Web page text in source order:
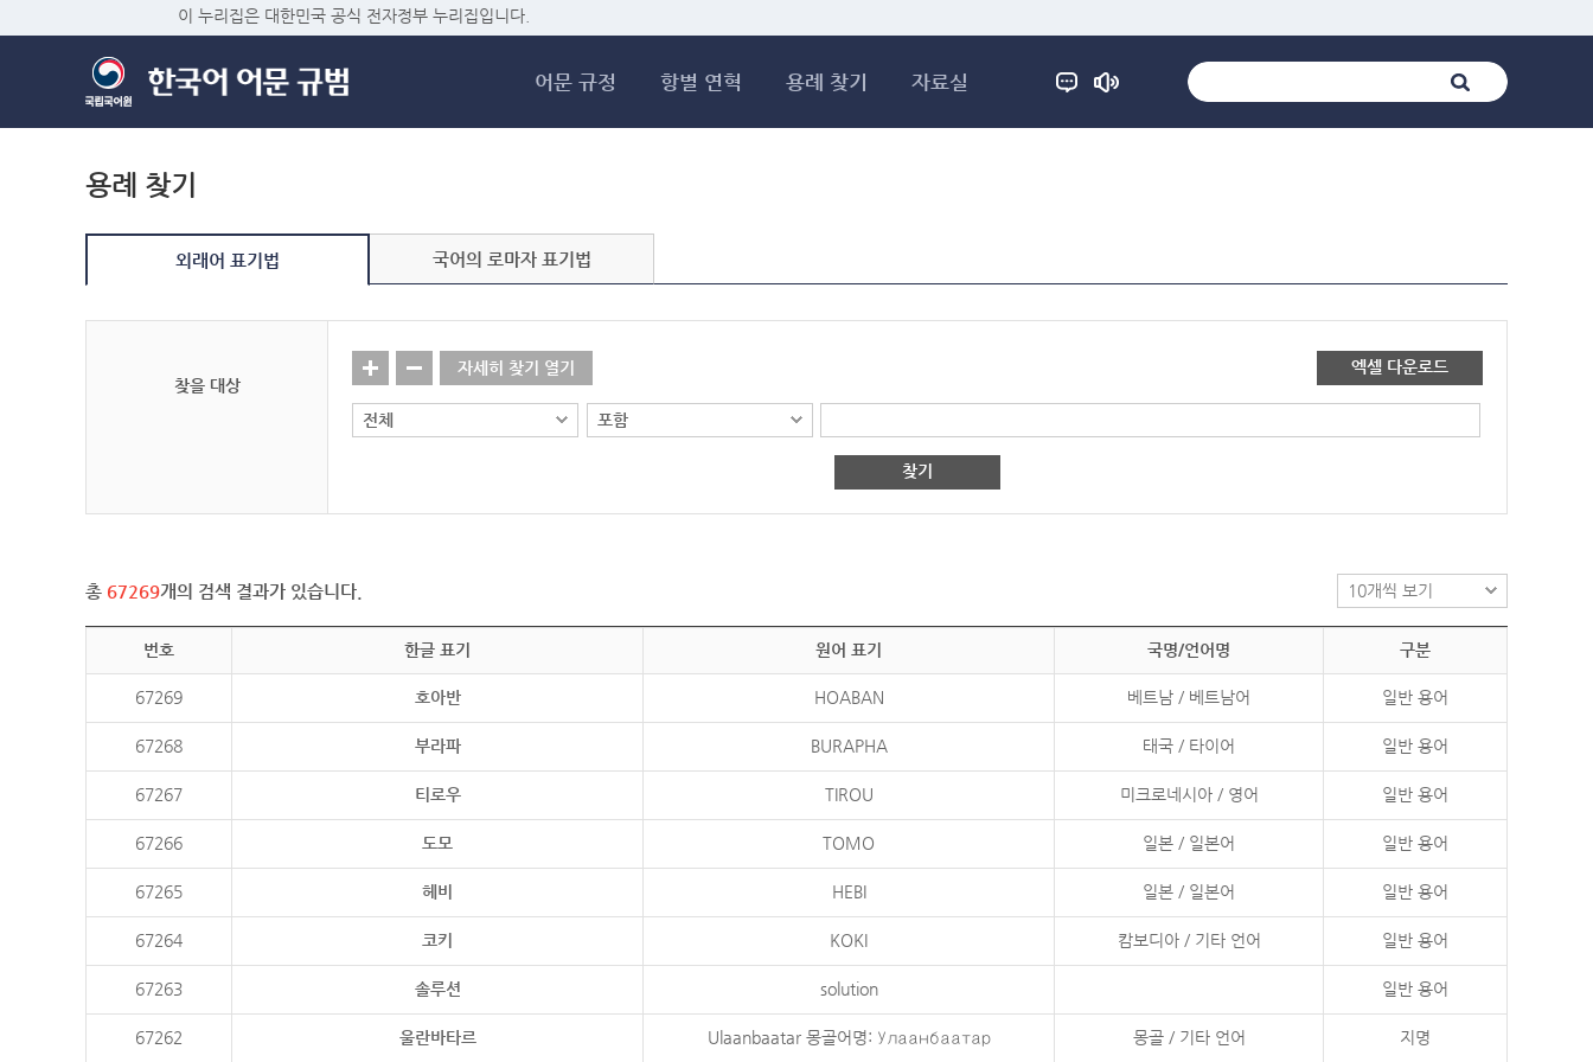
이 누리집은 대한민국 공식 전자정부 누리집입니다.
어문 규정 항별 연혁 용례 찾기 자료실
용례 찾기
외래어 표기법 국어의 로마자 표기법
찾을 대상
자세히 찾기 열기 엑셀 다운로드
찾기
총 67269개의 검색 결과가 있습니다.
번호 한글 표기 원어 표기 국명/언어명 구분
67269 호아반 HOABAN 베트남 / 베트남어 일반 용어
67268 부라파 BURAPHA 태국 / 타이어 일반 용어
67267 티로우 TIROU 미크로네시아 / 영어 일반 용어
67266 도모 TOMO 일본 / 일본어 일반 용어
67265 헤비 HEBI 일본 / 일본어 일반 용어
67264 코키 KOKI 캄보디아 / 기타 언어 일반 용어
67263 솔루션 solution 일반 용어
67262 울란바타르 Ulaanbaatar 몽골어명: Улаанбаатар 몽골 / 기타 언어 지명